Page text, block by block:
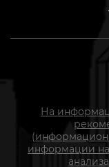
На
информации на